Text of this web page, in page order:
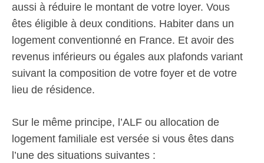
aussi à réduire le montant de votre loyer. Vous
êtes éligible à deux conditions. Habiter dans un
logement conventionné en France. Et avoir des
revenus inférieurs ou égales aux plafonds variant
suivant la composition de votre foyer et de votre
lieu de résidence.
Sur le même principe, l’ALF ou allocation de
logement familiale est versée si vous êtes dans
l’une des situations suivantes :